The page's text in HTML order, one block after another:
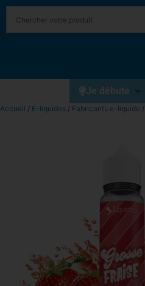
Je débute
Accueil / E-liquides / Fabricants e-liquide /